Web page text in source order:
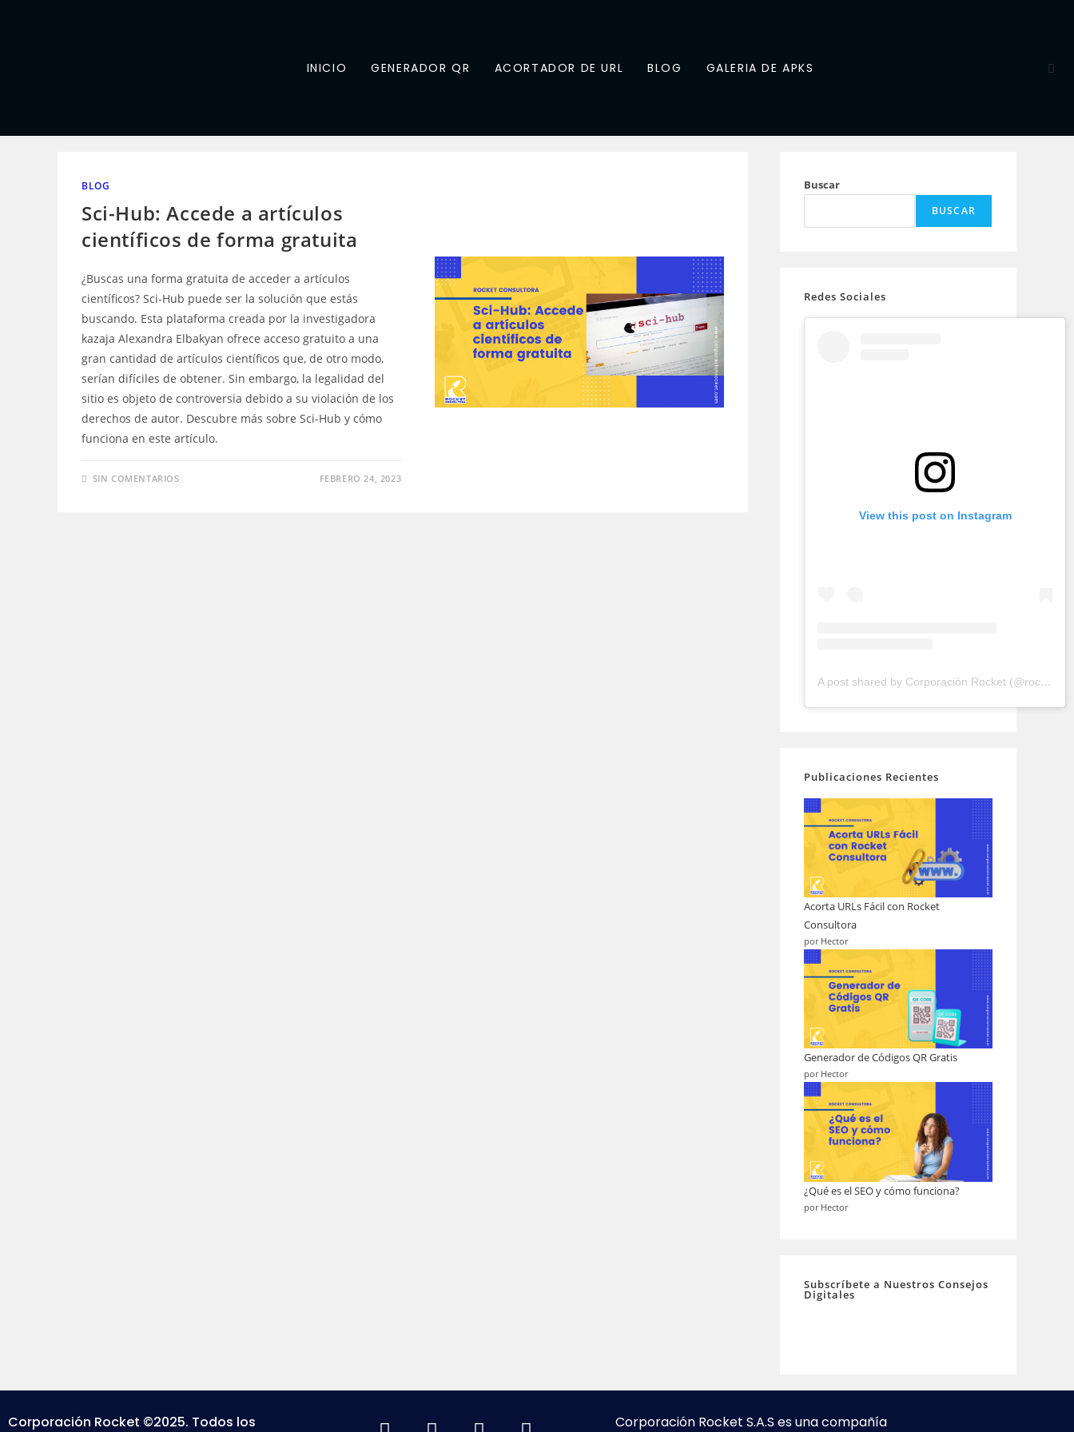
INICIO GENERADOR QR ACORTADOR DE URL BLOG GALERIA DE APKS
BLOG
Sci-Hub: Accede a artículos
científicos de forma gratuita
¿Buscas una forma gratuita de acceder a artículos
científicos? Sci-Hub puede ser la solución que estás
buscando. Esta plataforma creada por la investigadora
kazaja Alexandra Elbakyan ofrece acceso gratuito a una
gran cantidad de artículos científicos que, de otro modo,
serían difíciles de obtener. Sin embargo, la legalidad del
sitio es objeto de controversia debido a su violación de los
derechos de autor. Descubre más sobre Sci-Hub y cómo
funciona en este artículo.
SIN COMENTARIOS FEBRERO 24, 2023
Buscar
BUSCAR
Redes Sociales
View this post on Instagram
A post shared by Corporación Rocket (@rocketconsultora)
Publicaciones Recientes
Acorta URLs Fácil con Rocket
Consultora
por Hector
Generador de Códigos QR Gratis
por Hector
¿Qué es el SEO y cómo funciona?
por Hector
Subscríbete a Nuestros Consejos
Digitales
Corporación Rocket ©2025. Todos los Corporación Rocket S.A.S es una compañía